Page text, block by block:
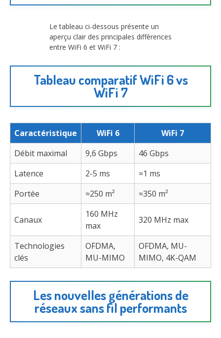
Le tableau ci-dessous présente un
aperçu clair des principales différences
entre WiFi 6 et WiFi 7 :
Tableau comparatif WiFi 6 vs
WiFi 7
Caractéristique WiFi 6
WiFi 7
Débit maximal
9,6 Gbps
46 Gbps
Latence
2-5 ms
≈1 ms
Portée
≈250 m² ≈350 m²
Canaux
160 MHz
max
320 MHz max
Technologies
clés
OFDMA,
MU-MIMO
OFDMA, MU-
MIMO, 4K-QAM
Les nouvelles générations de
réseaux sans fil performants